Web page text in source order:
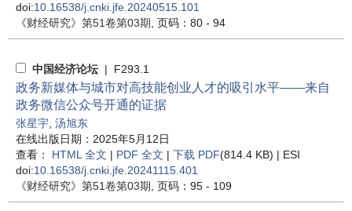
doi:10.16538/j.cnki.jfe.20240515.101
《财经研究》 第51卷第03期 , 页码：80 - 94
中国经济论坛 | F293.1
政务新媒体与城市对高技能创业人才的吸引水平——来自
政务微信公众号开通的证据
张星宇 汤旭东
在线出版日期：2025年5月12日
查看： HTML 全文 | PDF 全文 | 下载 PDF(814.4 KB) | ESI
doi:10.16538/j.cnki.jfe.20241115.401
《财经研究》 第51卷第03期 , 页码：95 - 109